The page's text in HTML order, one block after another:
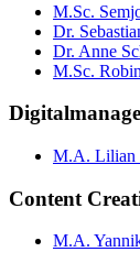
M.Sc.
Dr.
Dr. Anne
M.Sc.
M.A. Lilian
Content
M.A.